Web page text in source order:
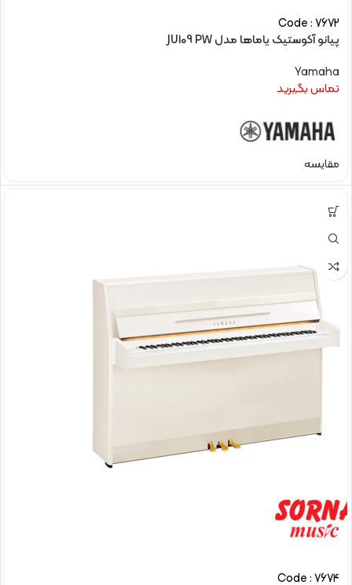
Code : 7672
پیانو آکوستیک یاماها مدل JU109 PW
Yamaha
تماس بگیرید
مقایسه
Code : 7674